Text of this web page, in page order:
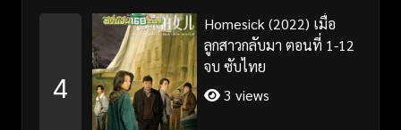
4
Homesick (2022) เมื่อ
ลูกสาวกลับมา ตอนที่ 1-12
จบ ซับไทย
3 views